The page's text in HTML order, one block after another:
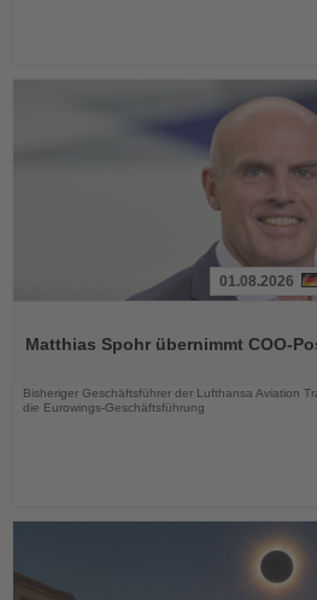
die
01.08.2026
Matthias Spohr übernimmt COO-
Bisheriger Geschäftsführer der Lufthansa Aviation
die Eurowings-Geschäftsführung